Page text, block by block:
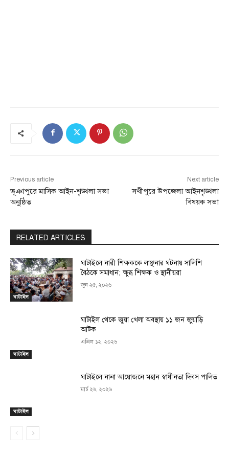
Previous article
ভূঞাপুরে মাসিক আইন-শৃঙ্খলা সভা
অনুষ্ঠিত
Next article
সখীপুরে উপজেলা আইনশৃঙ্খলা
বিষয়ক সভা
RELATED ARTICLES
ঘাটাইল
ঘাটাইলে নারী শিক্ষককে লাঞ্ছনার ঘটনায় সালিশি
বৈঠকে সমাধান; ক্ষুব্ধ শিক্ষক ও স্থানীয়রা
জুন ২৫, ২০২৬
ঘাটাইল
ঘাটাইল থেকে জুয়া খেলা অবস্থায় ১১ জন জুয়াড়ি
আটক
এপ্রিল ১২, ২০২৬
ঘাটাইল
ঘাটাইলে নানা আয়োজনে মহান স্বাধীনতা দিবস পালিত
মার্চ ২৬, ২০২৬